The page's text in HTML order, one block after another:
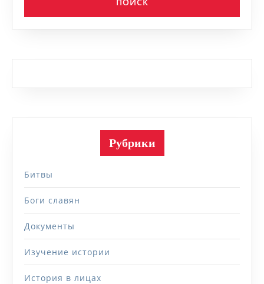
Рубрики
Битвы
Боги славян
Документы
Изучение истории
История в лицах